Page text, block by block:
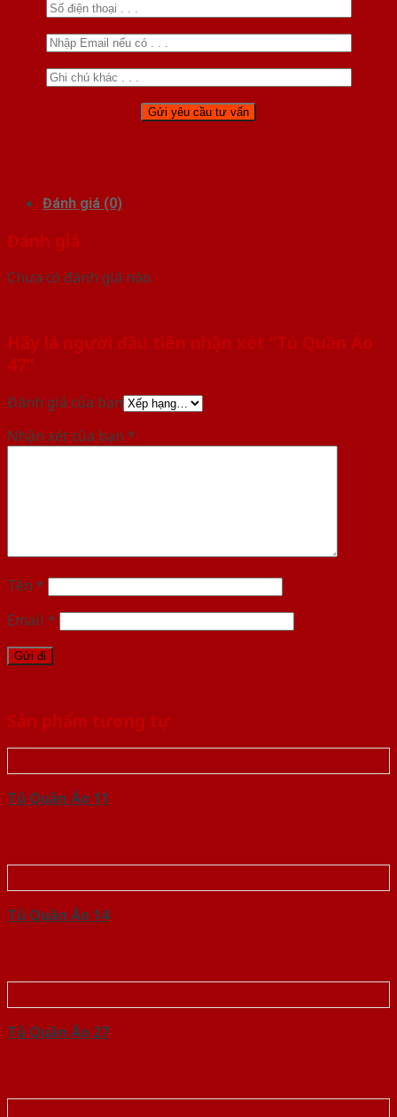
Đánh giá (0)
Đánh giá
Chưa có đánh giá nào.
Hãy là người đầu tiên nhận xét “Tủ Quần Áo
47”
Đánh giá của bạn
Nhận xét của bạn *
Tên *
Email *
Sản phẩm tương tự
Tủ Quần Áo 11
Tủ Quần Áo 14
Tủ Quần Áo 27